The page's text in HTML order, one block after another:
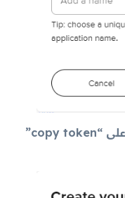
6. سيظهر مفتاح الربط قم بالضغط على “copy token”